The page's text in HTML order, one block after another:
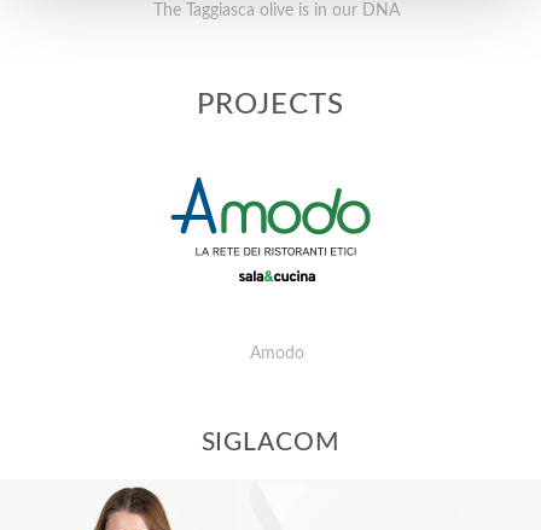
The Taggiasca olive is in our DNA
PROJECTS
Amodo
SIGLACOM